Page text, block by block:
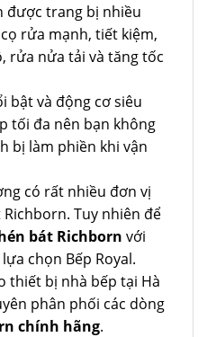
được trang bị nhiều
rửa mạnh, tiết kiệm,
rửa nửa tải và tăng tốc
bật và động cơ siêu
tối đa nên bạn không
bị làm phiền khi vận
có rất nhiều đơn vị
Tuy nhiên để
bát Richborn với
chọn Bếp Royal.
thiết bị nhà bếp tại Hà
phân phối các dòng
chính hãng.